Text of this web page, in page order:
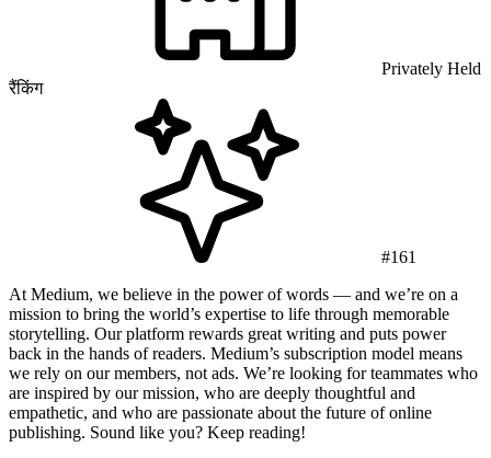
Privately Held
रैंकिंग
#161
At Medium, we believe in the power of words — and we’re on a
mission to bring the world’s expertise to life through memorable
storytelling. Our platform rewards great writing and puts power
back in the hands of readers. Medium’s subscription model means
we rely on our members, not ads. We’re looking for teammates who
are inspired by our mission, who are deeply thoughtful and
empathetic, and who are passionate about the future of online
publishing. Sound like you? Keep reading!